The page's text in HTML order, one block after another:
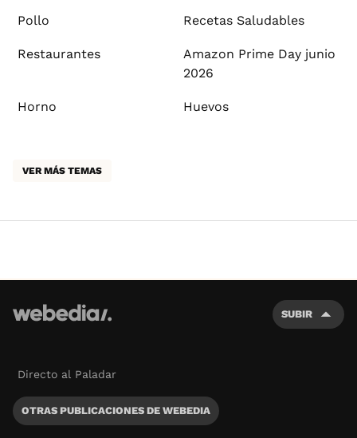
Pollo Recetas Saludables
Restaurantes
Amazon Prime Day junio
2026
Horno Huevos
VER MÁS TEMAS
SUBIR
Directo al Paladar
OTRAS PUBLICACIONES DE WEBEDIA